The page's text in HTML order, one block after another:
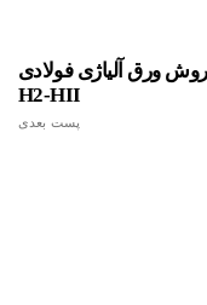
ورق آلیاژی فولادی
H2-HII
پست بعدی